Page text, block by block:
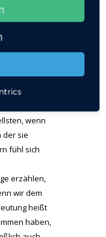
Zeit, dass
für Ihr
für Ihr
einen
wenn
der sie
fühl sich
erzählen,
wir dem
heißt
haben,